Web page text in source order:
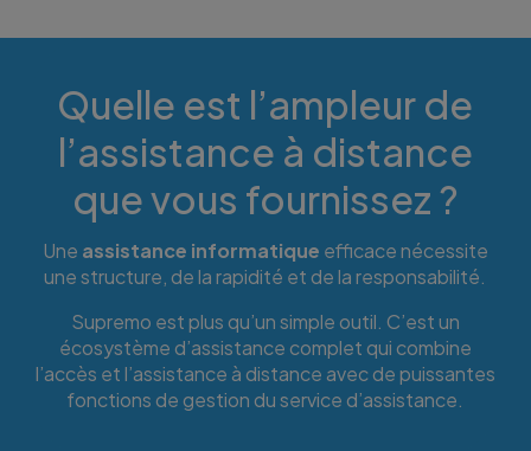
Quelle est l’ampleur de
l’assistance à distance
que vous fournissez ?
Une assistance informatique efficace nécessite
une structure, de la rapidité et de la responsabilité.
Supremo est plus qu’un simple outil. C’est un
écosystème d’assistance complet qui combine
l’accès et l’assistance à distance avec de puissantes
fonctions de gestion du service d’assistance.